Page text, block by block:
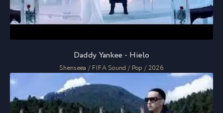
Daddy Yankee - Hielo
Shenseea / FIFA Sound / Pop / 2026